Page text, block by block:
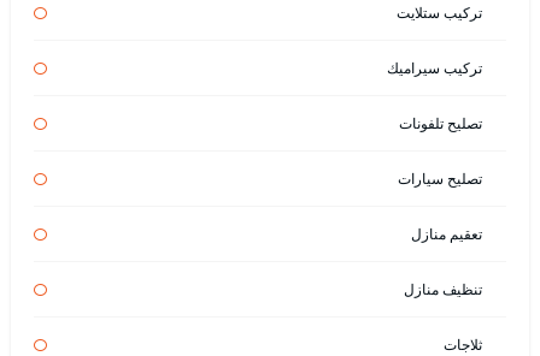
تركيب ستلايت
تركيب سيراميك
تصليح تلفونات
تصليح سيارات
تعقيم منازل
تنظيف منازل
ثلاجات